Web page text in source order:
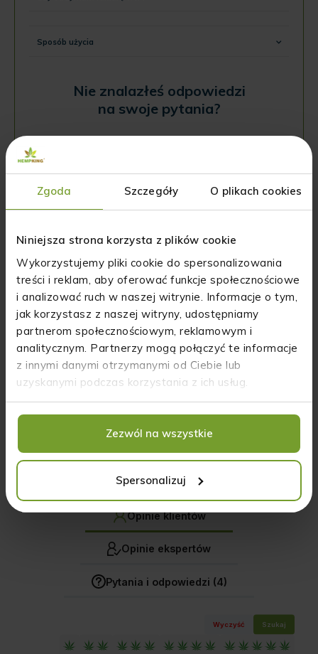
Zgoda Szczegóły O plikach cookies
Niniejsza strona korzysta z plików cookie
Wykorzystujemy pliki cookie do spersonalizowania
treści i reklam, aby oferować funkcje społecznościowe
i analizować ruch w naszej witrynie. Informacje o tym,
jak korzystasz z naszej witryny, udostępniamy
partnerom społecznościowym, reklamowym i
analitycznym. Partnerzy mogą połączyć te informacje
z innymi danymi otrzymanymi od Ciebie lub
uzyskanymi podczas korzystania z ich usług.
Zezwól na wszystkie
Spersonalizuj
Sposób użycia
Nie znalazłeś odpowiedzi
na swoje pytania?
Opinie o produkcie: Maść CBD Salve – 50 ml
HempKing
4.9
opinii klientów
z całego okresu
zebranych i zweryfikowanych przez
4 3%
2 0%
Opinie klientów
Opinie ekspertów
Pytania i odpowiedzi (4)
Wyczyść Szukaj